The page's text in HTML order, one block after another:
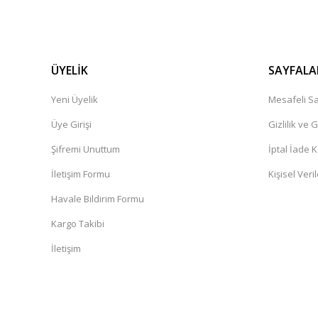
ÜYELİK
Yeni Üyelik
Üye Girişi
Şifremi Unuttum
İletişim Formu
Havale Bildirim Formu
Kargo Takibi
İletişim
Mesafeli
Gizlilik ve
İptal İade
Kişisel